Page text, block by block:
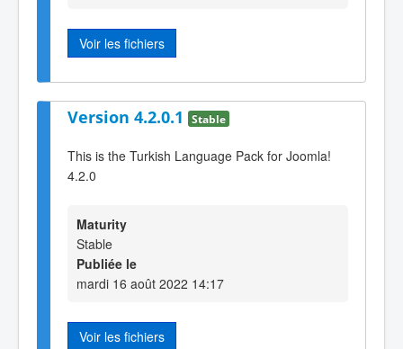
Voir les fichiers
Version 4.2.0.1 Stable
This is the Turkish Language Pack for Joomla!
4.2.0
Maturity
Stable
Publiée le
mardi 16 août 2022 14:17
Voir les fichiers